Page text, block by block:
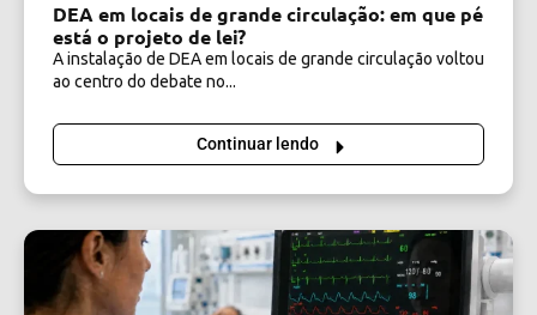
DEA em locais de grande circulação: em que pé
está o projeto de lei?
A instalação de DEA em locais de grande circulação voltou
ao centro do debate no...
Continuar lendo